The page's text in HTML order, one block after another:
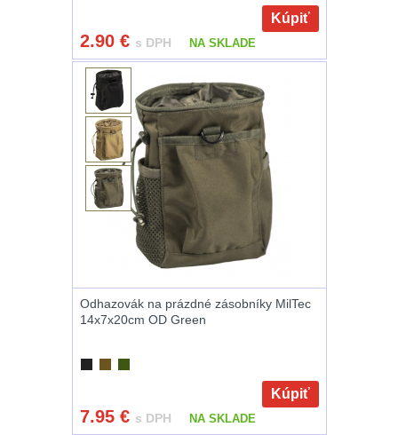
Peněženky14
Doplňky k batohům533
Ramenní popruhy a
vycpávky10
Karabiny a přezky75
Kroužky, šňůrky,
25
Nášivky105
držáky1
Zámky1
Kúpiť
2.90 € s DPH NA SKLADE
Odhazovák na prázdné zásobníky MilTec
14x7x20cm OD Green
Kúpiť
7.95 € s DPH NA SKLADE